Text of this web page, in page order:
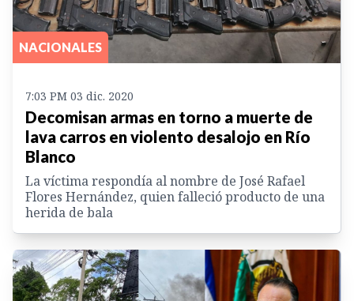
NACIONALES
7:03 PM 03 dic. 2020
Decomisan armas en torno a muerte de
lava carros en violento desalojo en Río
Blanco
La víctima respondía al nombre de José Rafael
Flores Hernández, quien falleció producto de una
herida de bala